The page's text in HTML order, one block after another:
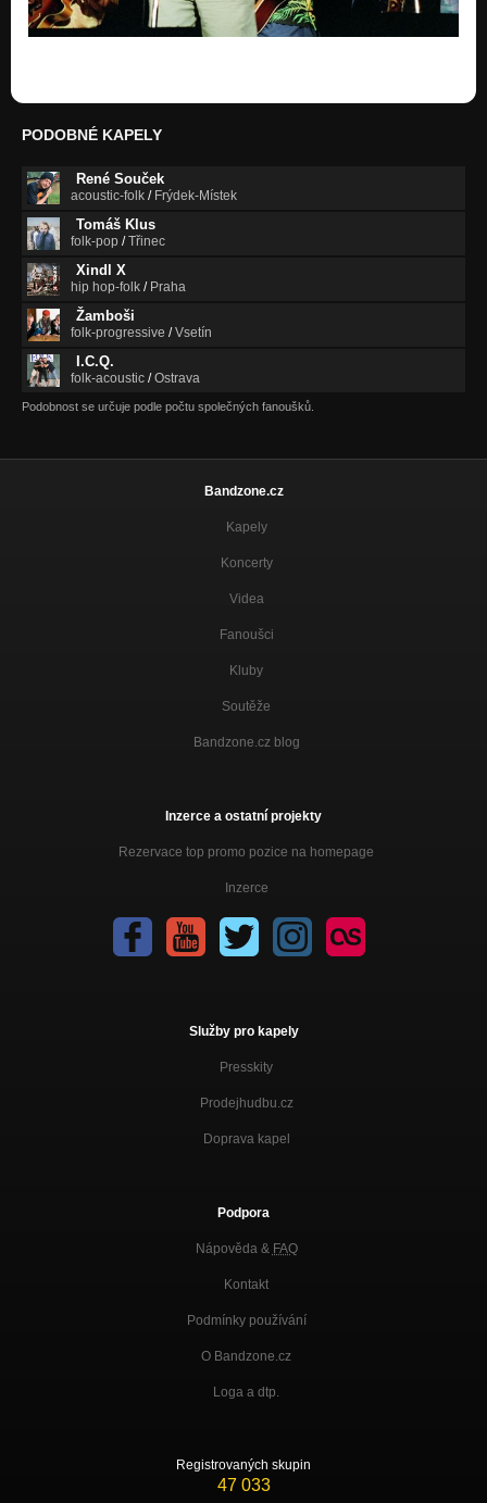
PODOBNÉ KAPELY
René Souček
acoustic-folk / Frýdek-Místek
Tomáš Klus
folk-pop /Třinec
Xindl X
hip hop-folk / Praha
Žamboši
folk-progressive /Vsetín
I.C.Q.
folk-acoustic /Ostrava
Podobnost se určuje podle počtu společných fanoušků.
Bandzone.cz
Kapely
Koncerty
Videa
Fanoušci
Kluby
Soutěže
Bandzone.cz blog
Inzerce a ostatní projekty
Rezervace top promo pozice na homepage
Inzerce
Služby pro kapely
Presskity
Prodejhudbu.cz
Doprava kapel
Podpora
Nápověda & FAQ
Kontakt
Podmínky používání
O Bandzone.cz
Loga a dtp.
Registrovaných skupin
47 033